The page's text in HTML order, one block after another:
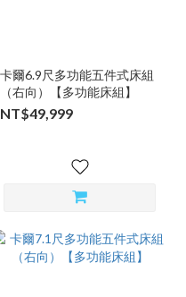
卡爾6.9尺多功能五件式床組
（右向）【多功能床組】
NT$49,999